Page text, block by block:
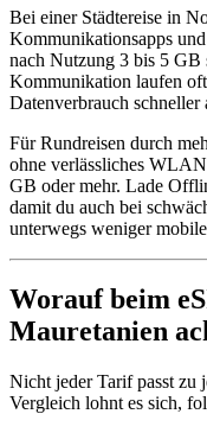
Bei einer Städtereise in
Kommunikationsapps
nach Nutzung 3 bis 5
Kommunikation laufen
Datenverbrauch schneller
Für Rundreisen durch
ohne verlässliches
GB oder mehr. Lade
damit du auch bei
unterwegs weniger
Worauf beim
Mauretanien
Nicht jeder Tarif passt zu
Vergleich lohnt es sich,